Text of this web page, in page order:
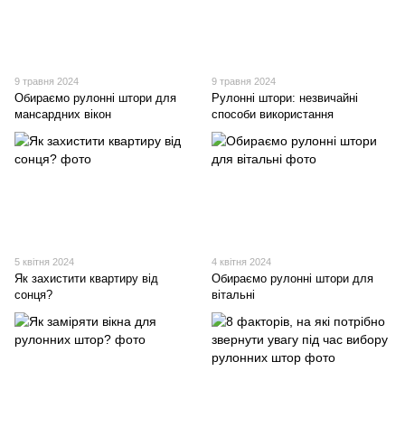
9 травня 2024
Обираємо рулонні штори для
мансардних вікон
9 травня 2024
Рулонні штори: незвичайні
способи використання
5 квітня 2024
Як захистити квартиру від
сонця?
4 квітня 2024
Обираємо рулонні штори для
вітальні